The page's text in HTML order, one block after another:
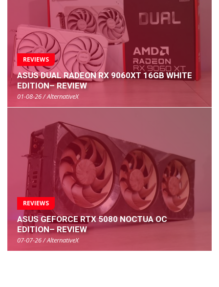
REVIEWS
ASUS DUAL RADEON RX 9060XT 16GB WHITE
EDITION– REVIEW
01-08-26 / AlternativeX
REVIEWS
ASUS GEFORCE RTX 5080 NOCTUA OC
EDITION– REVIEW
07-07-26 / AlternativeX